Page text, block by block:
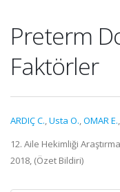
Preterm
Faktörler
ARDIÇ C.,Usta O.,OMAR E.,
12. Aile Hekimliği
2018, (Özet Bildiri)